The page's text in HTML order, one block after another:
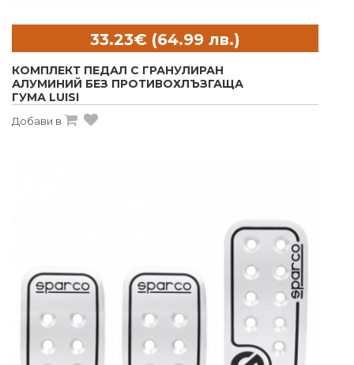
КОМПЛЕКТ ПЕДАЛ С ГРАНУЛИРАН
АЛУМИНИЙ БЕЗ ПРОТИВОХЛЪЗГАЩА
ГУМА LUISI
Добави в